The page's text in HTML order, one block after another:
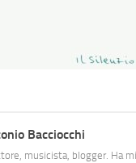
Bacciocchi
musicista, blogger. Ha